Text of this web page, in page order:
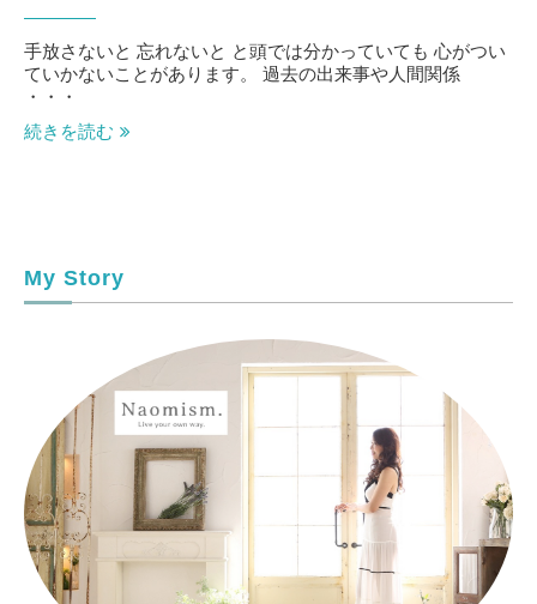
手放さないと 忘れないと と頭では分かっていても 心がつい
ていかないことがあります。 過去の出来事や人間関係
・・・
続きを読む
My Story